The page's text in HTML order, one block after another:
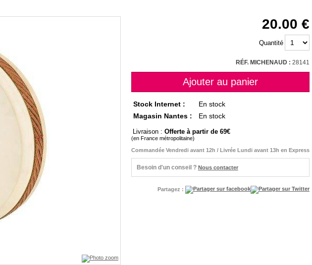
20.00
Quantité
RÉF. MICHENAUD : 28141
Stock Internet :
En stock
Magasin Nantes :
En stock
Livraison : Offerte à partir de 69
(en France métropolitaine)
Commandée Vendredi avant 12h / Livrée Lundi avant 13h en Express
Besoin d'un conseil ? Nous contacter
Partagez :